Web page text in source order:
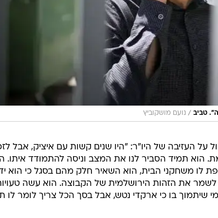
טביב / נועם מושקוביץ
על העזיבה של היו"ר: "היו שנים קשות עם איציק, אבל
תמיד הסביר לנו את המצב וניסה להתמודד איתו.
לו משחקני הבית, הוא השאיר חלק מהם בסגל כי הוא
את הזהות הירושלמית של הקבוצה. הוא עשה
שיתמוך בו כי ארקדי נטש, אבל בסך הכל צריך לומר לו